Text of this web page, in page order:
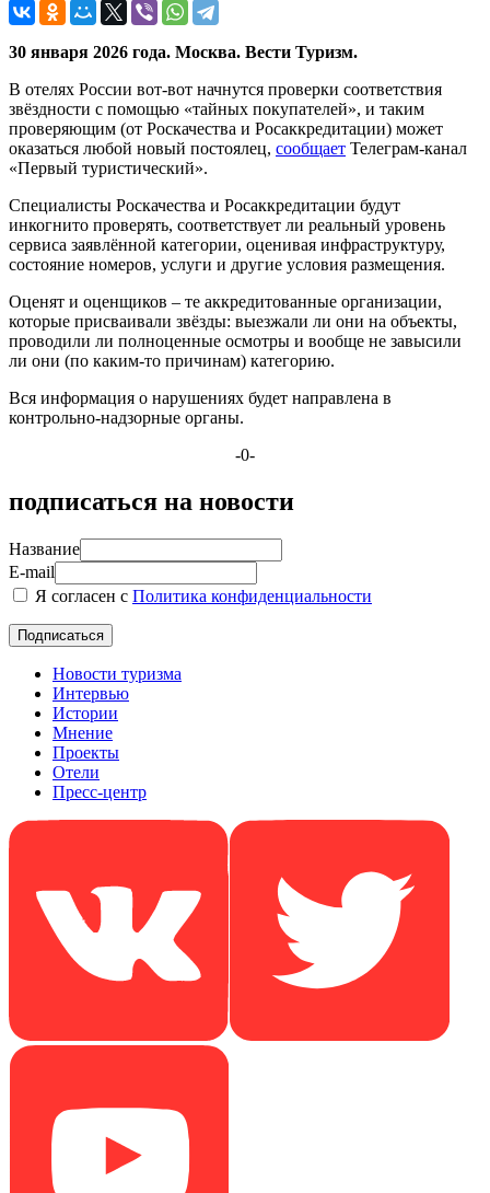
30 января 2026 года. Москва. Вести Туризм.
В отелях России вот-вот начнутся проверки соответствия
звёздности с помощью «тайных покупателей», и таким
проверяющим (от Роскачества и Росаккредитации) может
оказаться любой новый постоялец, сообщает Телеграм-канал
«Первый туристический».
Специалисты Роскачества и Росаккредитации будут
инкогнито проверять, соответствует ли реальный уровень
сервиса заявлённой категории, оценивая инфраструктуру,
состояние номеров, услуги и другие условия размещения.
Оценят и оценщиков – те аккредитованные организации,
которые присваивали звёзды: выезжали ли они на объекты,
проводили ли полноценные осмотры и вообще не завысили
ли они (по каким-то причинам) категорию.
Вся информация о нарушениях будет направлена в
контрольно-надзорные органы.
-0-
подписаться на новости
Название
E-mail
Я согласен с Политика конфиденциальности
Новости туризма
Интервью
Истории
Мнение
Проекты
Отели
Пресс-центр